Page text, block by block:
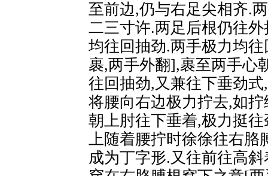
至前边,仍与右足尖相齐.
二三寸许.两足后根仍往
均往回抽劲.两手极力均
裹,两手外翻],裹至两手心
往回抽劲,又兼往下垂劲
将腰向右边极力拧去,如
朝上肘往下垂着,极力挺
上随着腰拧时徐徐往右胳
成为丁字形.又往前往高